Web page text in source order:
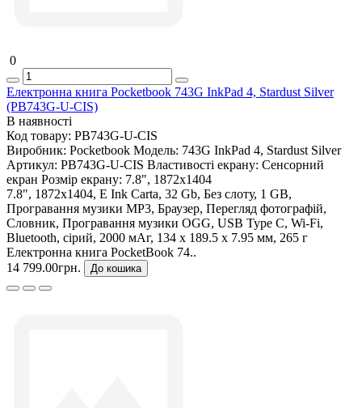
0
Електронна книга Pocketbook 743G InkPad 4, Stardust Silver
(PB743G-U-CIS)
В наявності
Код товару: PB743G-U-CIS
Виробник: Pocketbook Модель: 743G InkPad 4, Stardust Silver
Артикул: PB743G-U-CIS Властивості екрану: Сенсорний
екран Розмір екрану: 7.8", 1872x1404
7.8", 1872x1404, E Ink Carta, 32 Gb, Без слоту, 1 GB,
Програвання музики MP3, Браузер, Перегляд фотографій,
Словник, Програвання музики OGG, USB Type C, Wi-Fi,
Bluetooth, сірий, 2000 мАг, 134 х 189.5 х 7.95 мм, 265 г
Електронна книга PocketBook 74..
14 799.00грн.
До кошика